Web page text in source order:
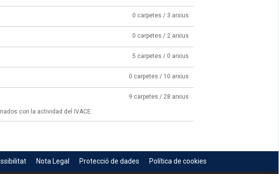
0 carpetes / 3 arxius
0 carpetes / 2 arxius
5 carpetes / 0 arxius
0 carpetes / 10 arxius
9 carpetes / 28 arxius
con la actividad del IVACE.
Nota Legal Protecció de dades Política de cookies